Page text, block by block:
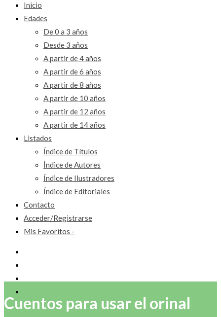
Inicio
Edades
De 0 a 3 años
Desde 3 años
A partir de 4 años
A partir de 6 años
A partir de 8 años
A partir de 10 años
A partir de 12 años
A partir de 14 años
Listados
Índice de Títulos
Índice de Autores
Índice de Ilustradores
Índice de Editoriales
Contacto
Acceder/Registrarse
Mis Favoritos -
Cuentos para usar el orinal